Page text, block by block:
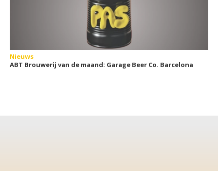
Nieuws
ABT Brouwerij van de maand: Garage Beer Co. Barcelona